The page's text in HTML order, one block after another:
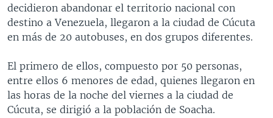
decidieron abandonar el territorio nacional con
destino a Venezuela, llegaron a la ciudad de Cúcuta
en más de 20 autobuses, en dos grupos diferentes.
El primero de ellos, compuesto por 50 personas,
entre ellos 6 menores de edad, quienes llegaron en
las horas de la noche del viernes a la ciudad de
Cúcuta, se dirigió a la población de Soacha.